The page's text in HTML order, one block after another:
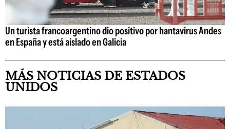
Un turista francoargentino dio positivo por hantavirus Andes
en España y está aislado en Galicia
MÁS NOTICIAS DE ESTADOS
UNIDOS